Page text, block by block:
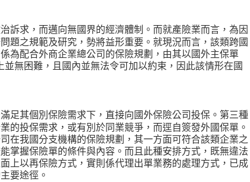
訴求，而邁向無國界的經濟體制。而就產險業而言，為因
題之規範及研究，勢將益形重要。就現況而言，該類跨國
為配合外商企業總公司的保險規劃，由其以國外主保單
無困難，且國內並無法令可加以約束，因此該情形在國
足其個別保險需求下，直接向國外保險公司投保。第三種
的投保需求，或有別於同業競爭，而逕自簽發外國保單。
在我國分支機構的保險規劃，其一方面可符合該類企業之
掌握保險單的條件與內容。而且此種安排方式，既無違法
上以再保險方式，實則係代理出單業務的處理方式，已成
要途徑。